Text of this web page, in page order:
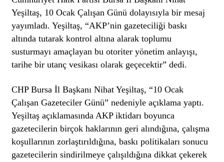
Yeşiltaş, 10 Ocak Çalışan Günü dolayısıyla bir mesaj
yayımladı. Yeşiltaş, “AKP’nin gazeteciliği baskı
altında tutarak kontrol altına alarak toplumu
susturmayı amaçlayan bu otoriter yönetim anlayışı,
tarihe bir utanç vesikası olarak geçecektir” dedi.
CHP Bursa İl Başkanı Nihat Yeşiltaş, “10 Ocak
Çalışan Gazeteciler Günü” nedeniyle açıklama yaptı.
Yeşiltaş açıklamasında AKP iktidarı boyunca
gazetecilerin birçok haklarının geri alındığına, çalışma
koşullarının zorlaştırıldığına, baskı politikaları sonucu
gazetecilerin sindirilmeye çalışıldığına dikkat çekerek